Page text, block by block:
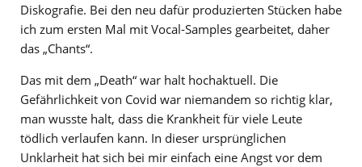
Diskografie. Bei den neu dafür produzierten Stücken habe
ich zum ersten Mal mit Vocal-Samples gearbeitet, daher
das „Chants“.
Das mit dem „Death“ war halt hochaktuell. Die
Gefährlichkeit von Covid war niemandem so richtig klar,
man wusste halt, dass die Krankheit für viele Leute
tödlich verlaufen kann. In dieser ursprünglichen
Unklarheit hat sich bei mir einfach eine Angst vor dem